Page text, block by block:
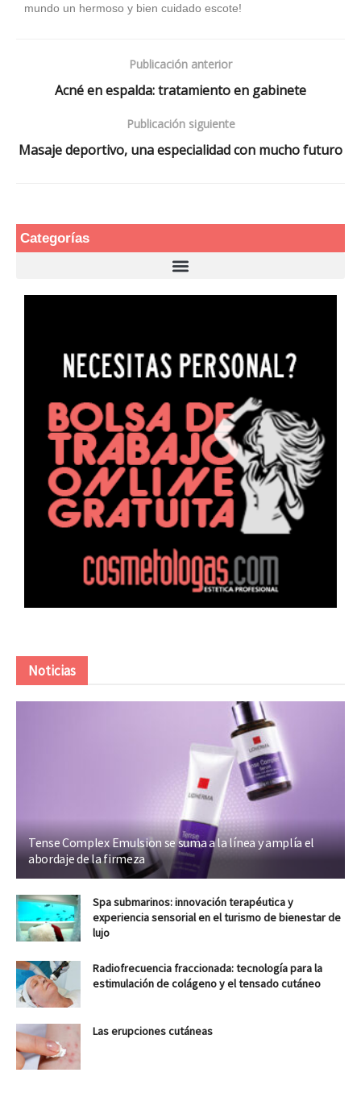
mundo un hermoso y bien cuidado escote!
Publicación anterior
Acné en espalda: tratamiento en gabinete
Publicación siguiente
Masaje deportivo, una especialidad con mucho futuro
Categorías
Noticias
Tense Complex Emulsion se suma a la línea y amplía el
abordaje de la firmeza
Spa submarinos: innovación terapéutica y
experiencia sensorial en el turismo de bienestar de
lujo
Radiofrecuencia fraccionada: tecnología para la
estimulación de colágeno y el tensado cutáneo
Las erupciones cutáneas